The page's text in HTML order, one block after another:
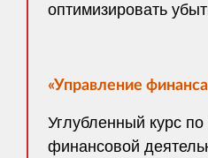
оптимизировать
«Управление
Углубленный курс
финансовой